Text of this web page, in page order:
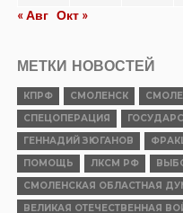
« Авг Окт »
МЕТКИ НОВОСТЕЙ
КПРФ СМОЛЕНСК
СПЕЦОПЕРАЦИЯ
ГЕННАДИЙ ЗЮГАНОВ
ПОМОЩЬ
ЛКСМ РФ
СМОЛЕНСКАЯ ОБЛАСТНАЯ
ВЕЛИКАЯ ОТЕЧЕСТВЕННАЯ